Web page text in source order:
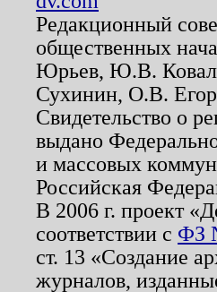
Редакционный
общественных
Юрьев, Ю.В.
Сухинин, О.В.
Свидетельство о
выдано
и массовых
Российская
В 2006 г. проект
соответствии с ФЗ
ст. 13 «Создание
журналов,